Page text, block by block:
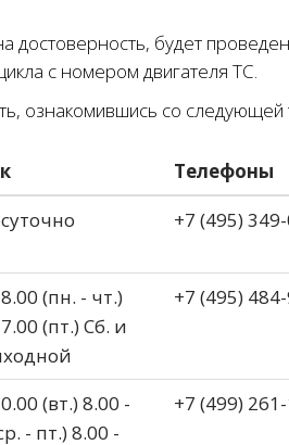
достоверность, будет
с номером двигателя ТС.
ознакомившись со следующей
Телефоны
+7 (495)
(пн. - чт.)
(пт.) Сб. и
+7 (495)
(вт.) 8.00 -
- пт.) 8.00 -
+7 (499)